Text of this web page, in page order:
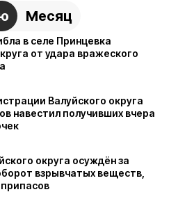
Месяц
в селе Принцевка
от удара вражеского
Валуйского округа
навестил получивших вчера
округа осуждён за
взрывчатых веществ,